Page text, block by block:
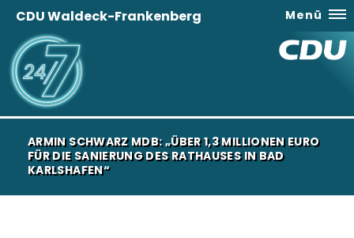
CDU Waldeck-Frankenberg Menü
ARMIN SCHWARZ MDB: „ÜBER 1,3 MILLIONEN EURO
FÜR DIE SANIERUNG DES RATHAUSES IN BAD
KARLSHAFEN“